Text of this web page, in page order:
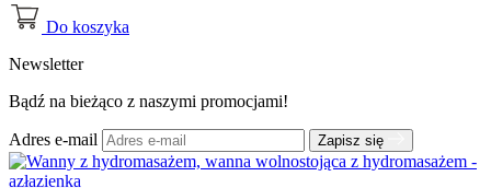
Do koszyka
Newsletter
Bądź na bieżąco z naszymi promocjami!
Adres e-mail Zapisz się